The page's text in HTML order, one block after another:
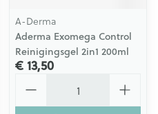
A-Derma
Aderma Exomega Control
Reinigingsgel 2in1 200ml
€ 13,50